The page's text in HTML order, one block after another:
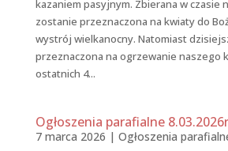
kazaniem pasyjnym. Zbierana w czasie
zostanie przeznaczona na kwiaty do
wystrój wielkanocny. Natomiast
przeznaczona na ogrzewanie naszego
ostatnich 4...
Ogłoszenia parafialne
7 marca 2026 | Ogłoszenia